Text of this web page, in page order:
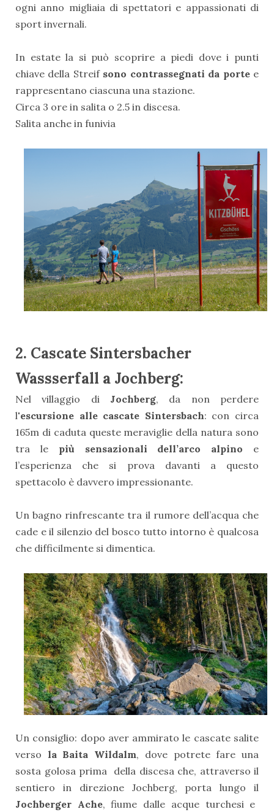
ogni anno migliaia di spettatori e appassionati di
sport invernali.
In estate la si può scoprire a piedi dove i punti
chiave della Streifsono contrassegnati da portee
rappresentano ciascuna una stazione.
Circa 3 ore in salita o 2.5 in discesa.
Salita anche in funivia
2. Cascate Sintersbacher
Wassserfall a Jochberg:
Nel villaggio di Jochberg, da non perdere
l'escursione alle cascate Sintersbach: con circa
165m di caduta queste meraviglie della natura sono
tra lepiù sensazionali dell’arco alpino e
l’esperienza che si prova davanti a questo
spettacolo è davvero impressionante.
Un bagno rinfrescante tra il rumore dell’acqua che
cade e il silenzio del bosco tutto intorno è qualcosa
che difficilmente si dimentica.
Un consiglio: dopo aver ammirato le cascate salite
verso la Baita Wildalm, dove potrete fare una
sosta golosa prima della discesa che, attraverso il
sentiero in direzione Jochberg, porta lungo il
Jochberger Ache, fiume dalle acque turchesi e